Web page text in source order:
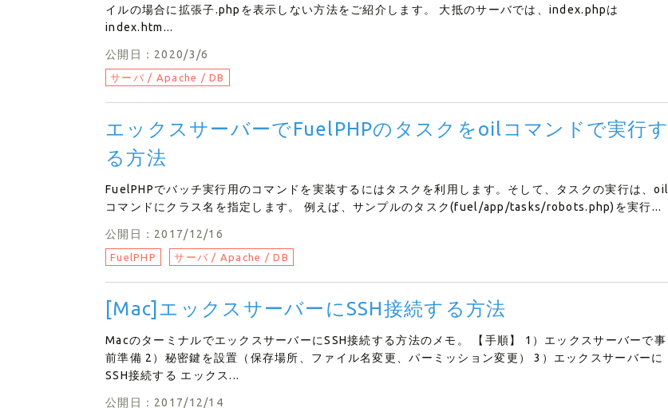
イルの場合に拡張子.phpを表示しない方法をご紹介します。 大抵のサーバでは、index.phpは
index.htm...
公開日：2020/3/6
サーバ / Apache / DB
エックスサーバーでFuelPHPのタスクをoilコマンドで実行す
る方法
FuelPHPでバッチ実行用のコマンドを実装するにはタスクを利用します。そして、タスクの実行は、oil
コマンドにクラス名を指定します。 例えば、サンプルのタスク(fuel/app/tasks/robots.php)を実行...
公開日：2017/12/16
FuelPHP サーバ / Apache / DB
[Mac]エックスサーバーにSSH接続する方法
MacのターミナルでエックスサーバーにSSH接続する方法のメモ。 【手順】 1）エックスサーバーで事
前準備 2）秘密鍵を設置（保存場所、ファイル名変更、パーミッション変更） 3）エックスサーバーに
SSH接続する エックス...
公開日：2017/12/14